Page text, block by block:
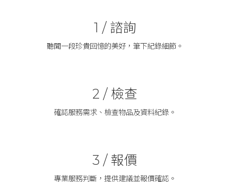
1 / 諮詢
聽聞一段珍貴回憶的美好，筆下紀錄細節。
2 / 檢查
確認服務需求、檢查物品及資料紀錄。
3 / 報價
專業服務判斷，提供建議並報價確認。